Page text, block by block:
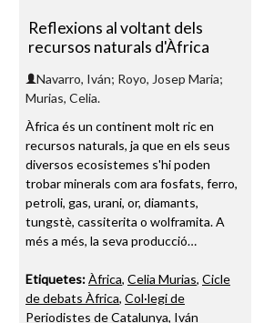
Reflexions al voltant dels
recursos naturals d'Àfrica
Navarro, Iván; Royo, Josep Maria;
Murias, Celia.
Àfrica és un continent molt ric en
recursos naturals, ja que en els seus
diversos ecosistemes s'hi poden
trobar minerals com ara fosfats, ferro,
petroli, gas, urani, or, diamants,
tungstè, cassiterita o wolframita. A
més a més, la seva producció…
Etiquetes:Àfrica, Celia Murias, Cicle
de debats Àfrica, Col·legi de
Periodistes de Catalunya, Iván